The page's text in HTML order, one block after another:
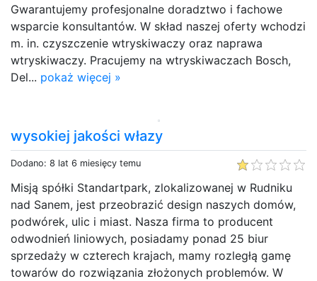
Gwarantujemy profesjonalne doradztwo i fachowe
wsparcie konsultantów. W skład naszej oferty wchodzi
m. in. czyszczenie wtryskiwaczy oraz naprawa
wtryskiwaczy. Pracujemy na wtryskiwaczach Bosch,
Del... pokaż więcej »
wysokiej jakości włazy
Dodano: 8 lat 6 miesięcy temu
Misją spółki Standartpark, zlokalizowanej w Rudniku
nad Sanem, jest przeobrazić design naszych domów,
podwórek, ulic i miast. Nasza firma to producent
odwodnień liniowych, posiadamy ponad 25 biur
sprzedaży w czterech krajach, mamy rozległą gamę
towarów do rozwiązania złożonych problemów. W